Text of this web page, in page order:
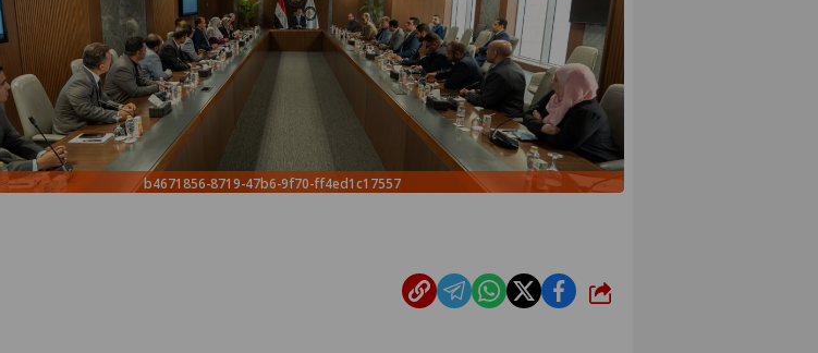
b4671856-8719-47b6-9f70-ff4ed1c17557
شارك